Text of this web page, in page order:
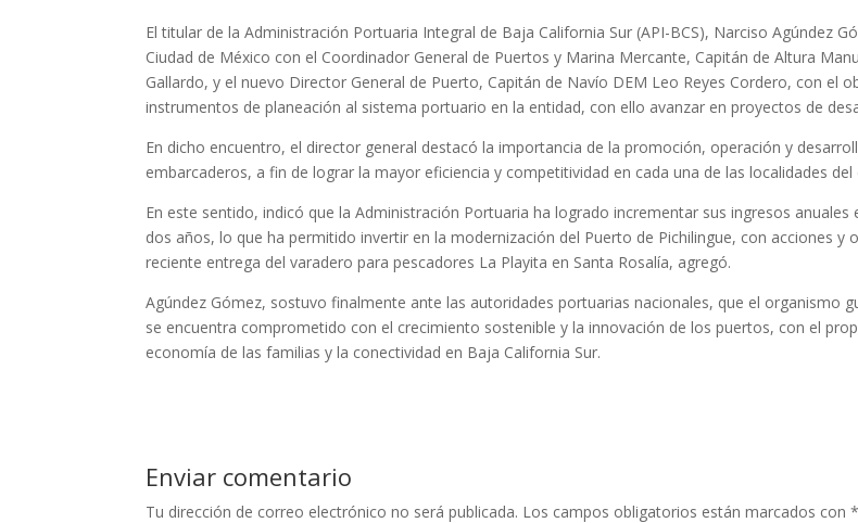
El titular de la Administración Portuaria Integral de Baja California Sur (API-BCS), Narciso Agúndez
Ciudad de México con el Coordinador General de Puertos y Marina Mercante, Capitán de Altura
Gallardo, y el nuevo Director General de Puerto, Capitán de Navío DEM Leo Reyes Cordero, con el
instrumentos de planeación al sistema portuario en la entidad, con ello avanzar en proyectos de
En dicho encuentro, el director general destacó la importancia de la promoción, operación y
embarcaderos, a fin de lograr la mayor eficiencia y competitividad en cada una de las localidades del
En este sentido, indicó que la Administración Portuaria ha logrado incrementar sus ingresos anuales
dos años, lo que ha permitido invertir en la modernización del Puerto de Pichilingue, con acciones y
reciente entrega del varadero para pescadores La Playita en Santa Rosalía, agregó.
Agúndez Gómez, sostuvo finalmente ante las autoridades portuarias nacionales, que el organismo
se encuentra comprometido con el crecimiento sostenible y la innovación de los puertos, con el
economía de las familias y la conectividad en Baja California Sur.
Enviar comentario
Tu dirección de correo electrónico no será publicada. Los campos obligatorios están marcados con*